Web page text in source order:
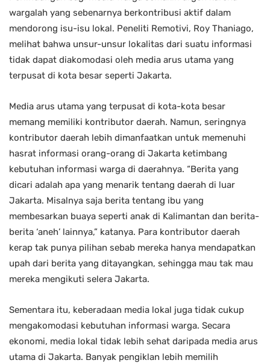
wargalah yang sebenarnya berkontribusi aktif dalam
mendorong isu-isu lokal. Peneliti Remotivi, Roy Thaniago,
melihat bahwa unsur-unsur lokalitas dari suatu informasi
tidak dapat diakomodasi oleh media arus utama yang
terpusat di kota besar seperti Jakarta.
Media arus utama yang terpusat di kota-kota besar
memang memiliki kontributor daerah. Namun, seringnya
kontributor daerah lebih dimanfaatkan untuk memenuhi
hasrat informasi orang-orang di Jakarta ketimbang
kebutuhan informasi warga di daerahnya. “Berita yang
dicari adalah apa yang menarik tentang daerah di luar
Jakarta. Misalnya saja berita tentang ibu yang
membesarkan buaya seperti anak di Kalimantan dan berita-
berita ‘aneh’ lainnya,” katanya. Para kontributor daerah
kerap tak punya pilihan sebab mereka hanya mendapatkan
upah dari berita yang ditayangkan, sehingga mau tak mau
mereka mengikuti selera Jakarta.
Sementara itu, keberadaan media lokal juga tidak cukup
mengakomodasi kebutuhan informasi warga. Secara
ekonomi, media lokal tidak lebih sehat daripada media arus
utama di Jakarta. Banyak pengiklan lebih memilih